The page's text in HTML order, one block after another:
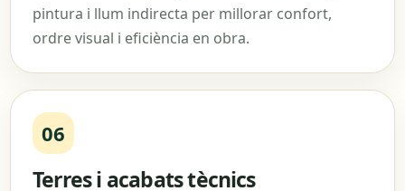
pintura i llum indirecta per millorar confort,
ordre visual i eficiència en obra.
06
Terres i acabats tècnics